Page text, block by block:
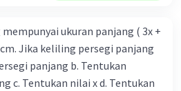
ukuran panjang ( 3x +
Jika keliling persegi panjang
panjang b. Tentukan
c. Tentukan nilai x d. Tentukan